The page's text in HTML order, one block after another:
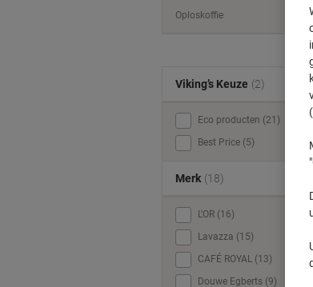
Viking’s Keuze (2)
Eco producten (21)
Best Price (5)
Merk (18)
L'OR (16)
Lavazza (15)
CAFÉ ROYAL (13)
Douwe Egberts (9)
Oploskoffie